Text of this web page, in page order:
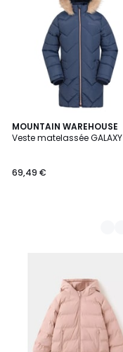
MOUNTAIN WAREHOUSE
Veste matelassée GALAXY
69,49 €
3
Couleurs